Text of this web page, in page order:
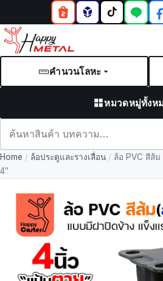
คำนวนโลหะ
หมวดหมู่ทั้งห
และ
บทความ
Home / ล้อประตูและรางเลื่อน / ล้อ PVC สีส้
4″